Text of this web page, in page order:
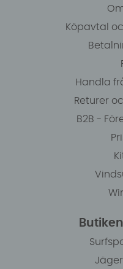
Köpavtal
Handla
Returer
B2B -